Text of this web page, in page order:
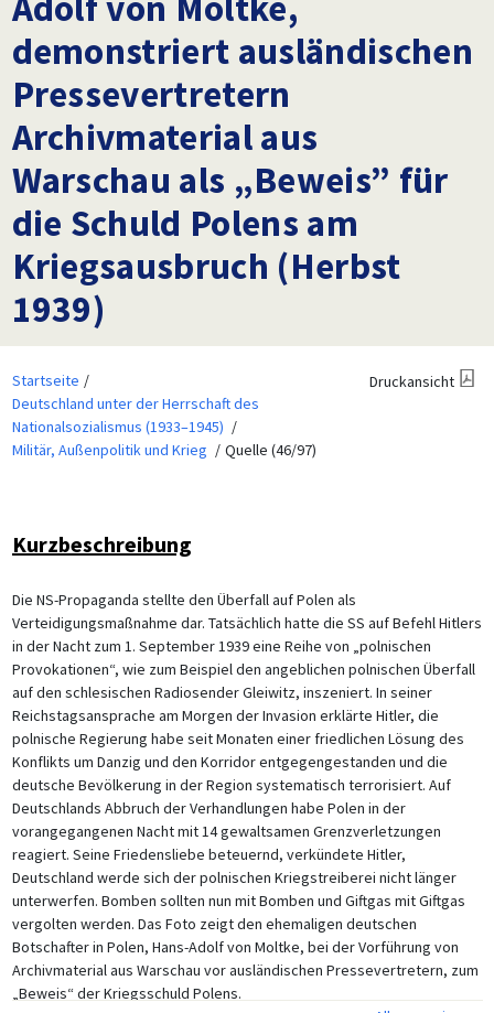
demonstriert ausländischen
Pressevertretern
Archivmaterial aus
Warschau als „Beweis” für
die Schuld Polens am
Kriegsausbruch (Herbst
1939)
Startseite
Deutschland unter der Herrschaft des
Nationalsozialismus (1933–1945)
Militär, Außenpolitik und Krieg
Quelle (46/97)
Druckansicht
Kurzbeschreibung
Die NS-Propaganda stellte den Überfall auf Polen als
Verteidigungsmaßnahme dar. Tatsächlich hatte die SS auf Befehl Hitlers
in der Nacht zum 1. September 1939 eine Reihe von „polnischen
Provokationen“, wie zum Beispiel den angeblichen polnischen Überfall
auf den schlesischen Radiosender Gleiwitz, inszeniert. In seiner
Reichstagsansprache am Morgen der Invasion erklärte Hitler, die
polnische Regierung habe seit Monaten einer friedlichen Lösung des
Konflikts um Danzig und den Korridor entgegengestanden und die
deutsche Bevölkerung in der Region systematisch terrorisiert. Auf
Deutschlands Abbruch der Verhandlungen habe Polen in der
vorangegangenen Nacht mit 14 gewaltsamen Grenzverletzungen
reagiert. Seine Friedensliebe beteuernd, verkündete Hitler,
Deutschland werde sich der polnischen Kriegstreiberei nicht länger
unterwerfen. Bomben sollten nun mit Bomben und Giftgas mit Giftgas
vergolten werden. Das Foto zeigt den ehemaligen deutschen
Botschafter in Polen, Hans-Adolf von Moltke, bei der Vorführung von
Archivmaterial aus Warschau vor ausländischen Pressevertretern, zum
„Beweis“ der Kriegsschuld Polens.